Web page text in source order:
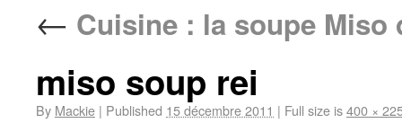
← Cuisine : la soupe Miso
miso soup rei
By Mackie | Published 15 décembre 2011 | Full size is400 ×